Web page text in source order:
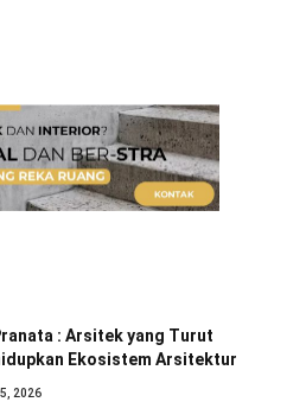
: Arsitek yang Turut
Ekosistem Arsitektur
2026